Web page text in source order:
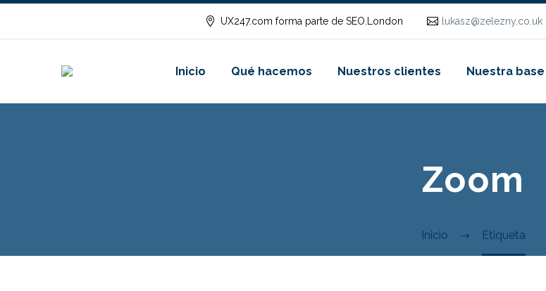
UX247.com forma parte de SEO.London lukasz@zelezny.co.uk
Inicio Qué hacemos Nuestros clientes Nuestra
Zoom
Inicio Etiqueta